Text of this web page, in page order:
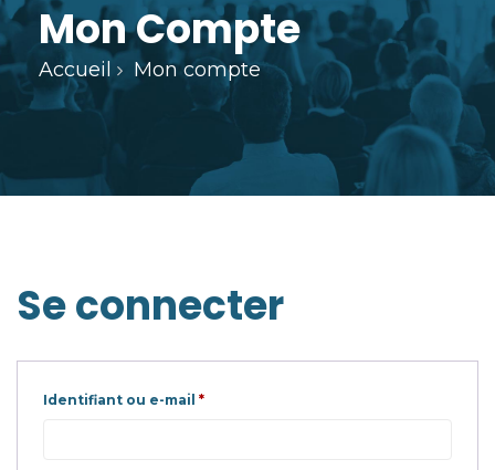
Mon Compte
Accueil Mon compte
Se connecter
Identifiant ou e-mail *Obligatoire